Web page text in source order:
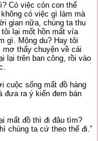
Có việc cỏn con thế
có việc gì làm mà
gian nữa, chúng ta thu
lại mốt hồn mất vía
gì. Mộng du? Hay tôi
mơ thấy chuyện về cái
lại trên ban công, rồi vào
cuộc sống mất đồ hàng
đưa ra ý kiến đem bán
mất đồ thì đi đâu tìm?
chúng ta cứ theo thế đi.”